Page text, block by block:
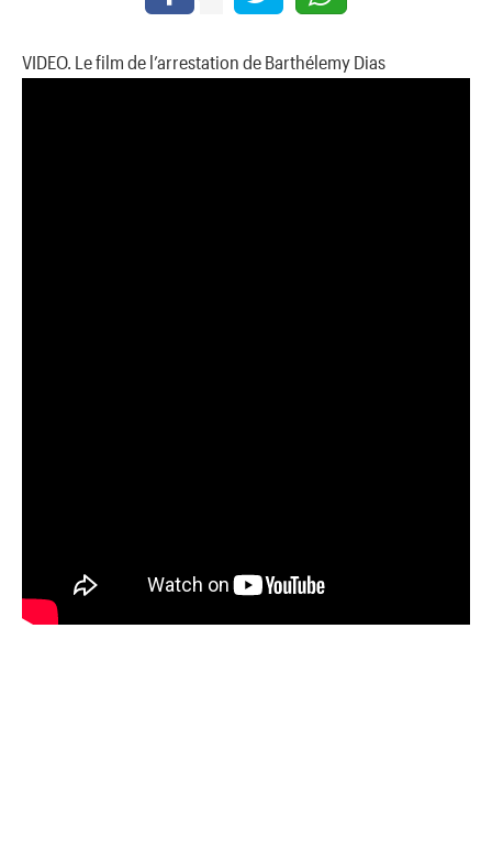
VIDEO. Le film de l’arrestation de Barthélemy Dias